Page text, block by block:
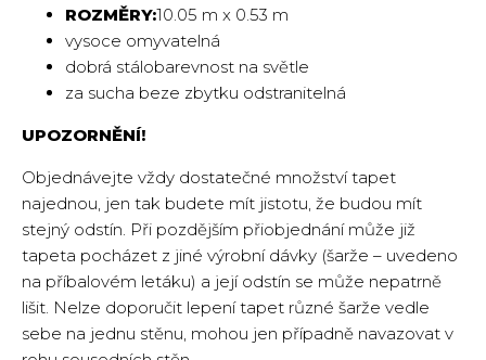
ROZMĚRY:10.05 m x 0.53 m
vysoce omyvatelná
dobrá stálobarevnost na světle
za sucha beze zbytku odstranitelná
UPOZORNĚNÍ!
Objednávejte vždy dostatečné množství tapet
najednou, jen tak budete mít jistotu, že budou mít
stejný odstín. Při pozdějším přiobjednání může již
tapeta pocházet z jiné výrobní dávky (šarže – uvedeno
na příbalovém letáku) a její odstín se může nepatrně
lišit. Nelze doporučit lepení tapet různé šarže vedle
sebe na jednu stěnu, mohou jen případně navazovat v